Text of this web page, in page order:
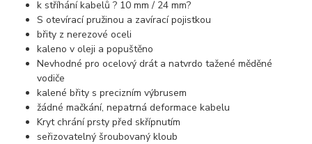
k stříhání kabelů ? 10 mm / 24 mm?
S otevírací pružinou a zavírací pojistkou
břity z nerezové oceli
kaleno v oleji a popuštěno
Nevhodné pro ocelový drát a natvrdo tažené měděné
vodiče
kalené břity s precizním výbrusem
žádné mačkání, nepatrná deformace kabelu
Kryt chrání prsty před skřípnutím
seřizovatelný šroubovaný kloub